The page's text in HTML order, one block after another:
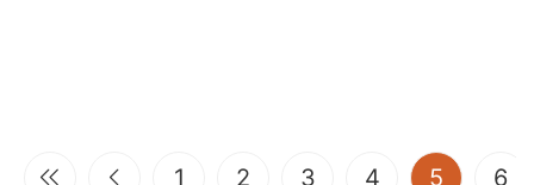
1 2 3 4 5 6